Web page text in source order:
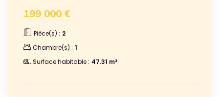
199 000 €
Pièce(s) : 2
Chambre(s) : 1
Surface habitable : 47.31 m²